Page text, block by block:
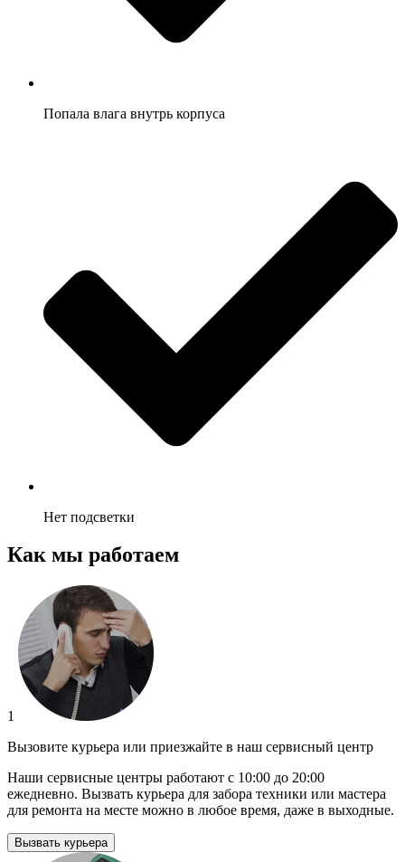
Попала влага внутрь корпуса
Нет подсветки
Как мы работаем
1
Вызовите курьера или приезжайте в наш сервисный центр
Наши сервисные центры работают с 10:00 до 20:00
ежедневно. Вызвать курьера для забора техники или мастера
для ремонта на месте можно в любое время, даже в выходные.
Вызвать курьера